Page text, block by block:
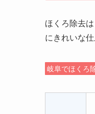
ほくろ除去
にきれいな
岐阜でほくろ